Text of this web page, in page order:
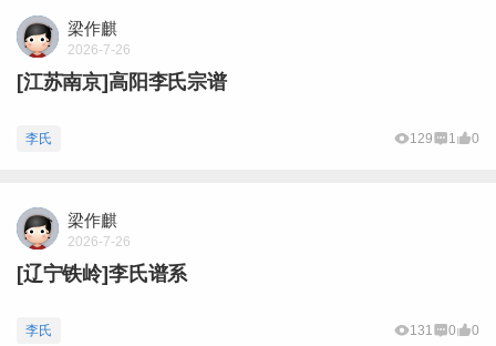
梁作麒
2026-7-26
[江苏南京]高阳李氏宗谱
李氏 129 1 0
梁作麒
2026-7-26
[辽宁铁岭]李氏谱系
李氏 131 0 0